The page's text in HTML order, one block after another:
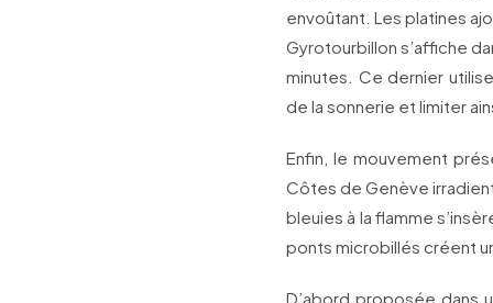
envoûtant. Les platines
Gyrotourbillon s’affiche
minutes. Ce dernier
de la sonnerie et limiter
Enfin, le mouvement
Côtes de Genève
bleuies à la flamme
ponts microbillés créent
D’abord proposée dans